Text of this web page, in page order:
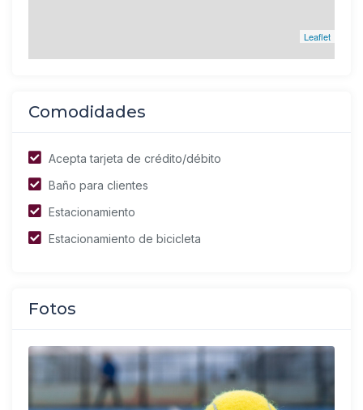
Leaflet
Comodidades
Acepta tarjeta de crédito/débito
Baño para clientes
Estacionamiento
Estacionamiento de bicicleta
Fotos